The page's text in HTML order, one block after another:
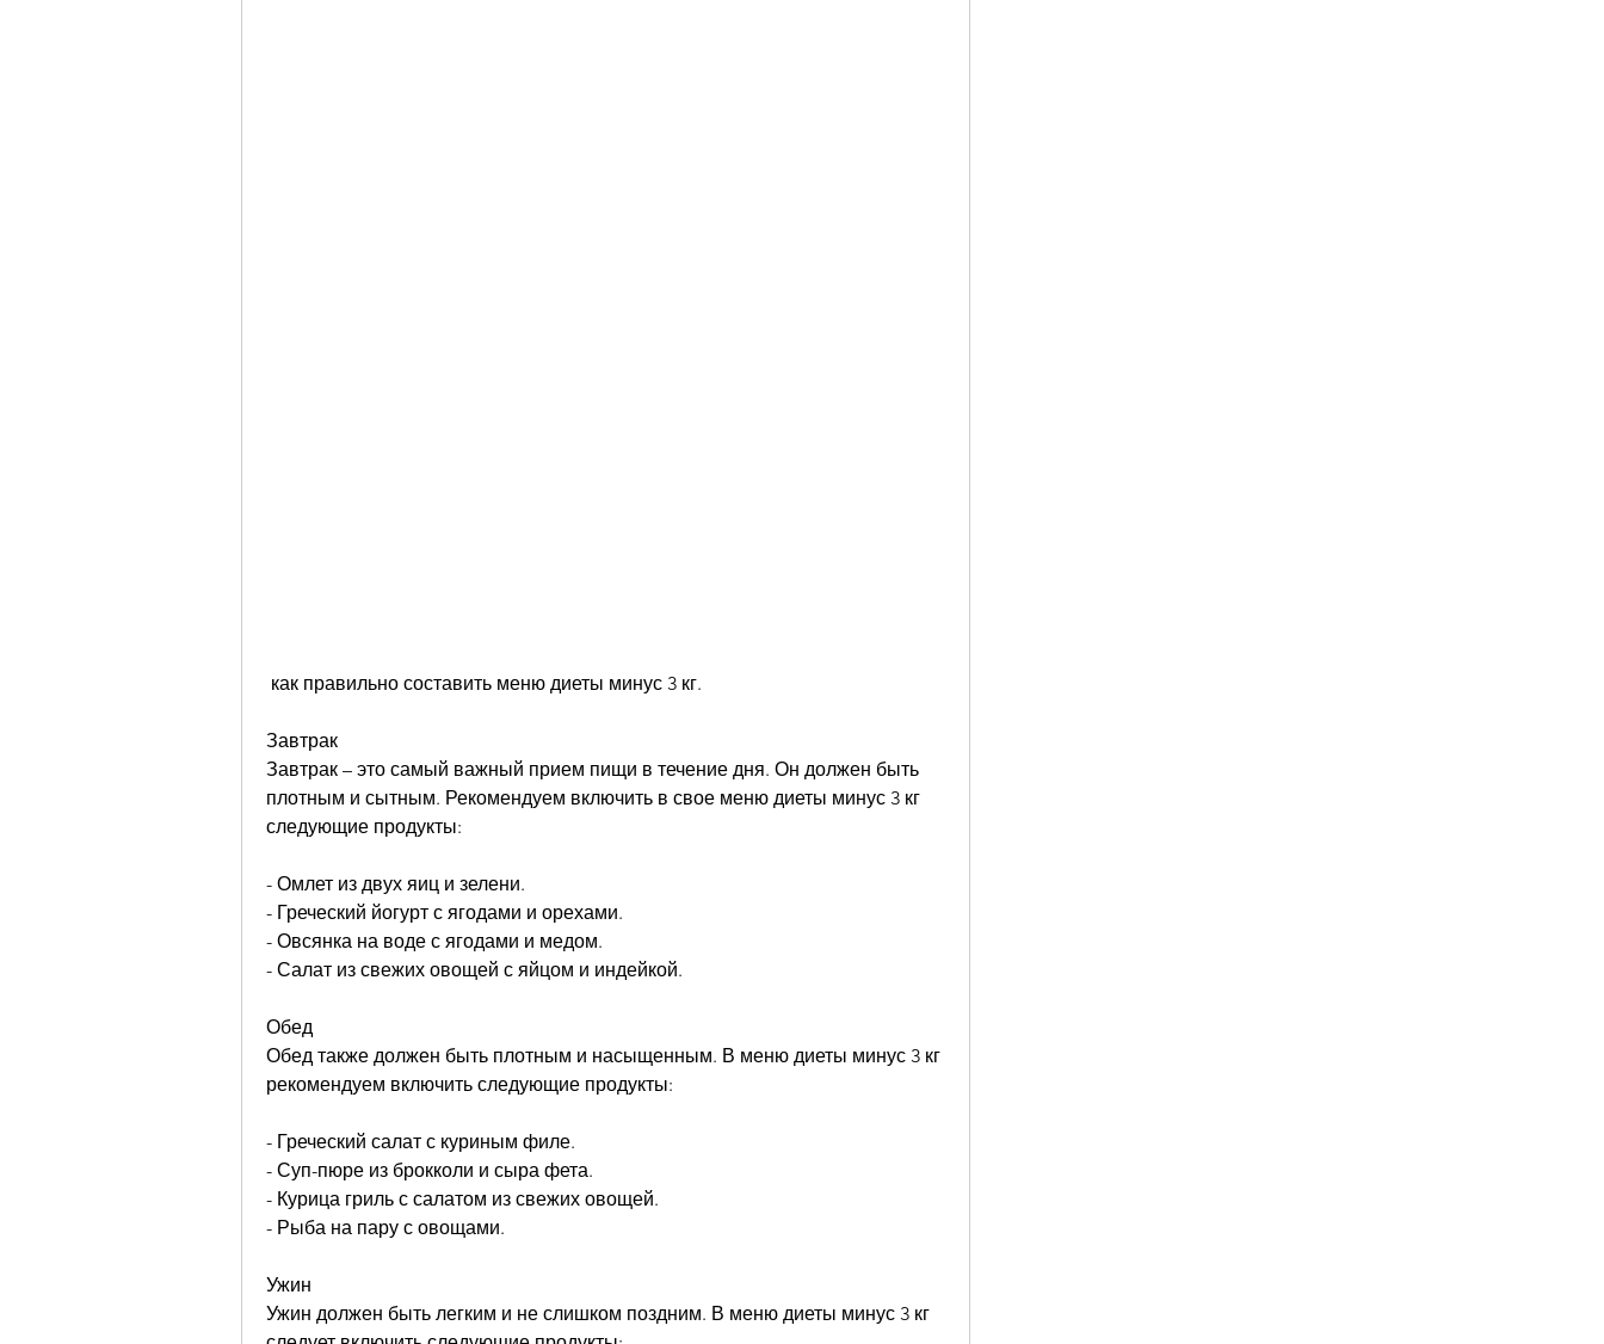
как правильно составить меню диеты минус 3 кг.
Завтрак
Завтрак – это самый важный прием пищи в течение дня. Он должен быть
плотным и сытным. Рекомендуем включить в свое меню диеты минус 3 кг
следующие продукты:
- Омлет из двух яиц и зелени.
- Греческий йогурт с ягодами и орехами.
- Овсянка на воде с ягодами и медом.
- Салат из свежих овощей с яйцом и индейкой.
Обед
Обед также должен быть плотным и насыщенным. В меню диеты минус 3 кг
рекомендуем включить следующие продукты:
- Греческий салат с куриным филе.
- Суп-пюре из брокколи и сыра фета.
- Курица гриль с салатом из свежих овощей.
- Рыба на пару с овощами.
Ужин
Ужин должен быть легким и не слишком поздним. В меню диеты минус 3 кг